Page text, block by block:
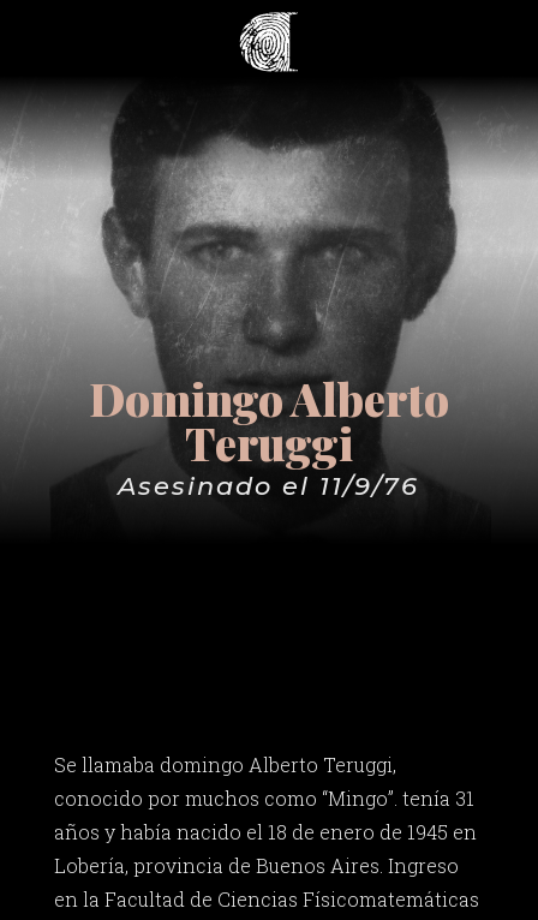
Domingo Alberto
Teruggi
Asesinado el 11/9/76
Se llamaba domingo Alberto Teruggi,
conocido por muchos como “Mingo”. tenía 31
años y había nacido el 18 de enero de 1945 en
Lobería, provincia de Buenos Aires. Ingreso
en la Facultad de Ciencias Físicomatemáticas